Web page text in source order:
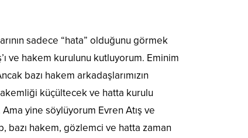
sadece “hata” olduğunu görmek
ve hakem kurulunu kutluyorum. Eminim
bazı hakem arkadaşlarımızın
küçültecek ve hatta kurulu
yine söylüyorum Evren Atış ve
bazı hakem, gözlemci ve hatta zaman